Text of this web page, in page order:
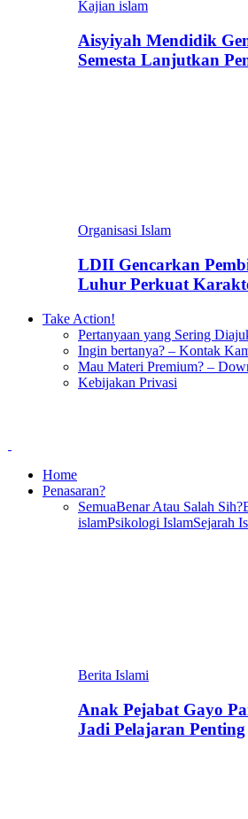
Kajian islam
Aisyiyah Mendidik
Semesta Lanjutkan
Organisasi Islam
LDII Gencarkan
Luhur Perkuat
Take Action!
Pertanyaan yang Sering
Ingin bertanya? – Kontak
Mau Materi Premium? –
Kebijakan Privasi
Home
Penasaran?
SemuaBenar Atau Salah Sih?
islamPsikologi IslamSejarah
Berita Islami
Anak Pejabat Gayo
Jadi Pelajaran Penting